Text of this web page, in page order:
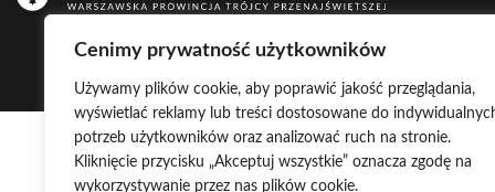
Cenimy prywatność użytkowników
Używamy plików cookie, aby poprawić jakość przeglądania,
wyświetlać reklamy lub treści dostosowane do
potrzeb użytkowników oraz analizować ruch na stronie.
Kliknięcie przycisku „Akceptuj wszystkie” oznacza zgodę na
wykorzystywanie przez nas plików cookie.